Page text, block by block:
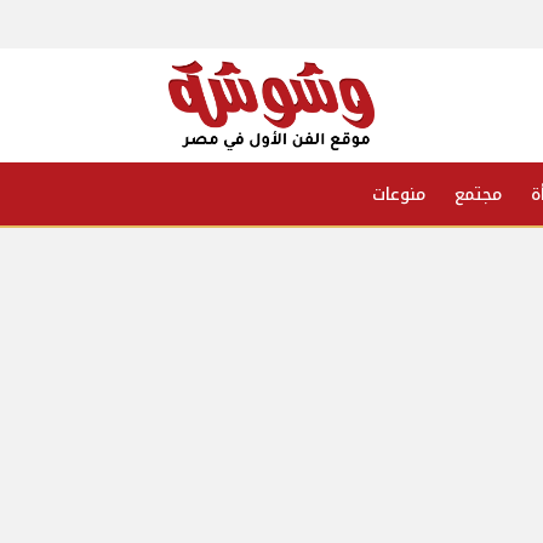
مجتمع منوعات